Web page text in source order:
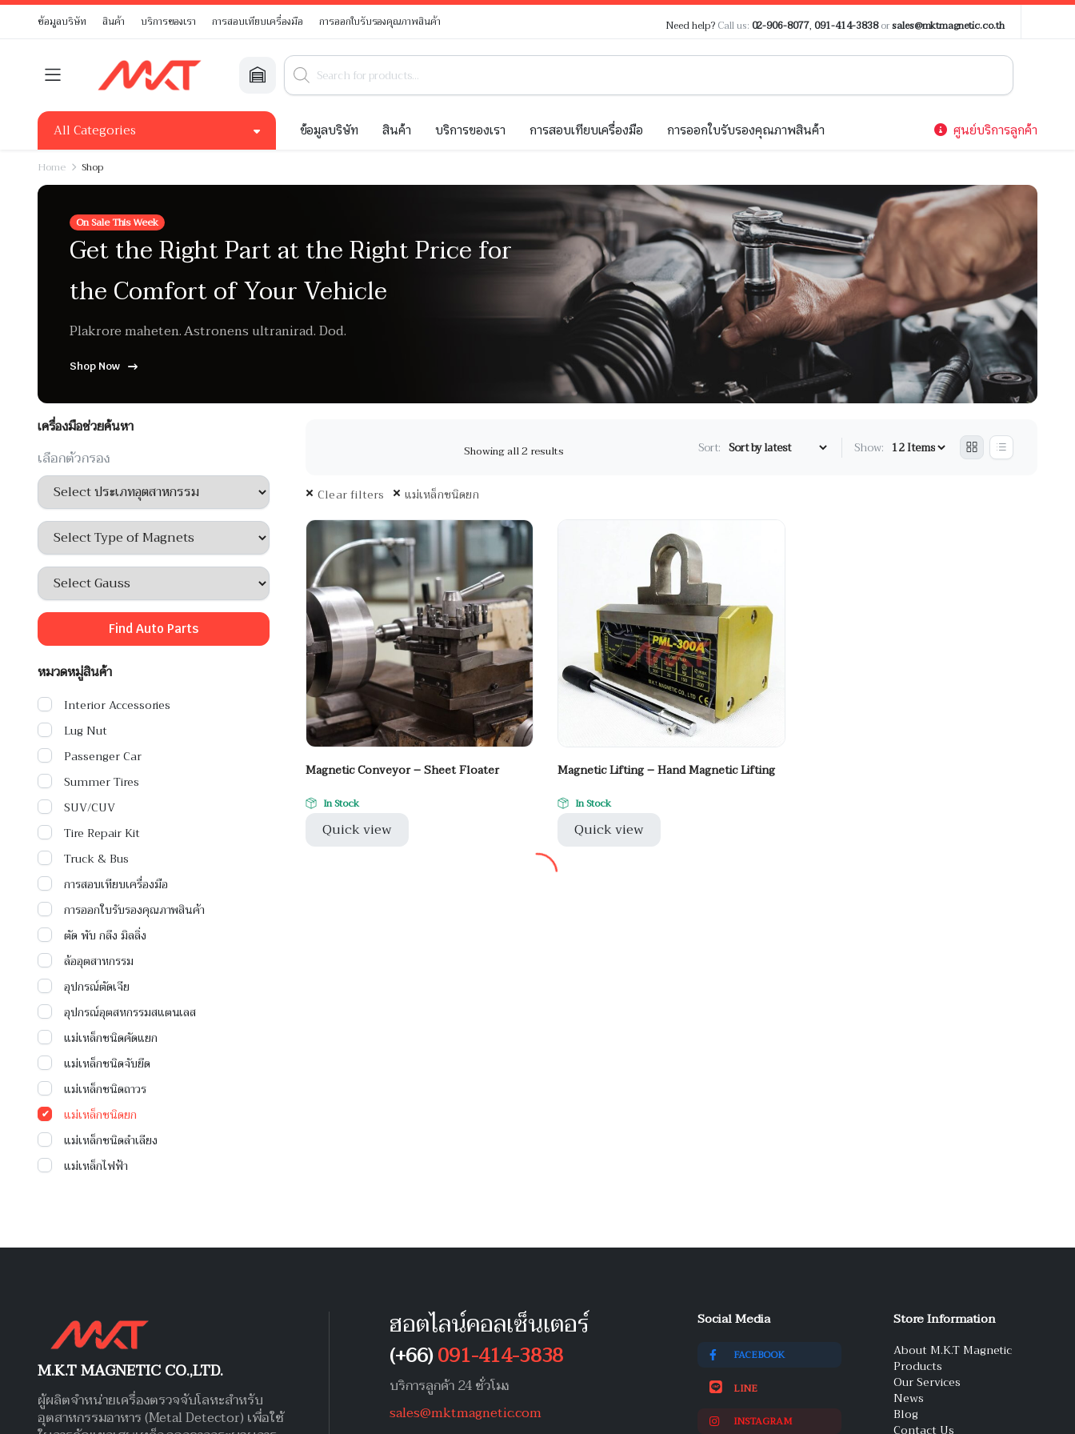
ข้อมูลบริษัท สินค้า บริการของเรา การสอบเทียบเครื่องมือ การออกใบรับรองคุณภาพสินค้า Need help? Call us: 02-906-8077,091-414-3838orsales@mktmagnetic.co.th
All Categories ข้อมูลบริษัท สินค้า บริการของเรา การสอบเทียบเครื่องมือ การออกใบรับรองคุณภาพสินค้า ศูนย์บริการลูกค้า
Home Shop
On Sale This Week
Get the Right Part at the Right Price for
the Comfort of Your Vehicle
Plakrore maheten. Astronens ultranirad. Dod.
Shop Now
Showing all 2 results Sort: Show:
Clear filters แม่เหล็กชนิดยก
Magnetic Conveyor – Sheet Floater
In Stock
Quick view
Magnetic Lifting – Hand Magnetic Lifting
In Stock
Quick view
เครื่องมือช่วยค้นหา
เลือกตัวกรอง
Find Auto Parts
หมวดหมู่สินค้า
Interior Accessories
Lug Nut
Passenger Car
Summer Tires
SUV/CUV
Tire Repair Kit
Truck & Bus
การสอบเทียบเครื่องมือ
การออกใบรับรองคุณภาพสินค้า
ตัด พับ กลึง มิลลิ่ง
ล้ออุตสาหกรรม
อุปกรณ์ตัดเจีย
อุปกรณ์อุตสหกรรมสแตนเลส
แม่เหล็กชนิดคัดแยก
แม่เหล็กชนิดจับยึด
แม่เหล็กชนิดถาวร
แม่เหล็กชนิดยก
แม่เหล็กชนิดลำเลียง
แม่เหล็กไฟฟ้า
M.K.T MAGNETIC CO.,LTD.
ผู้ผลิตจำหน่ายเครื่องตรวจจับโลหะสำหรับ
อุตสาหกรรมอาหาร (Metal Detector) เพื่อใช้
ฮอตไลน์คอลเซ็นเตอร์
(+66)091-414-3838
บริการลูกค้า 24 ชั่วโมง
sales@mktmagnetic.com
Social Media
FACEBOOK
LINE
INSTAGRAM
Store Information
About M.K.T Magnetic
Products
Our Services
News
Blog